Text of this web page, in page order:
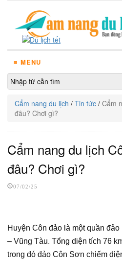
≡ MENU
Cẩm nang du lịch / Tin tức / Cẩm
đâu? Chơi gì?
Cẩm nang du lịch
đâu? Chơi gì?
07/02/25
Huyện Côn đảo là một quần
– Vũng Tàu. Tổng diện tích 76
trong đó đảo Côn Sơn chiếm